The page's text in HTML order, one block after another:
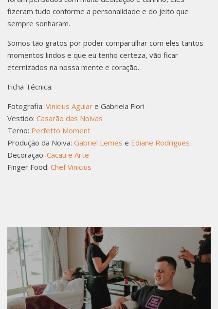
TINA/S
C
fizeram tudo conforme a personalidade e do jeito que
sempre sonharam.
Somos tão gratos por poder compartilhar com eles tantos
momentos lindos e que eu tenho certeza, vão ficar
eternizados na nossa mente e coração.
Ficha Técnica:
Fotografia: Vinicius Aguiar e Gabriela Fiori
Vestido: Casarão das Noivas
Terno: Perfetto Moment
Produção da Noiva: Gabriel Lemes e Ediane Rodrigues
Decoração: Cacau e Arte
Finger Food: Chef Vinicius